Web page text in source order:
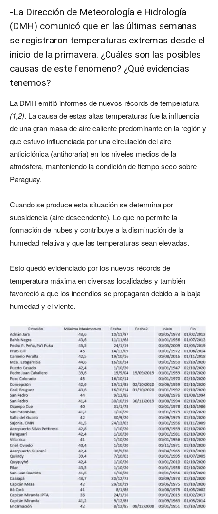
-La Dirección de Meteorología e Hidrología
(DMH) comunicó que en las últimas semanas
se registraron temperaturas extremas desde el
inicio de la primavera. ¿Cuáles son las posibles
causas de este fenómeno? ¿Qué evidencias
tenemos?
La DMH emitió informes de nuevos récords de temperatura
(1,2). La causa de estas altas temperaturas fue la influencia
de una gran masa de aire caliente predominante en la región y
que estuvo influenciada por una circulación del aire
anticiclónica (antihoraria) en los niveles medios de la
atmósfera, manteniendo la condición de tiempo seco sobre
Paraguay.
Cuando se produce esta situación se determina por
subsidencia (aire descendente). Lo que no permite la
formación de nubes y contribuye a la disminución de la
humedad relativa y que las temperaturas sean elevadas.
Esto quedó evidenciado por los nuevos récords de
temperatura máxima en diversas localidades y también
favoreció a que los incendios se propagaran debido a la baja
humedad y el viento.